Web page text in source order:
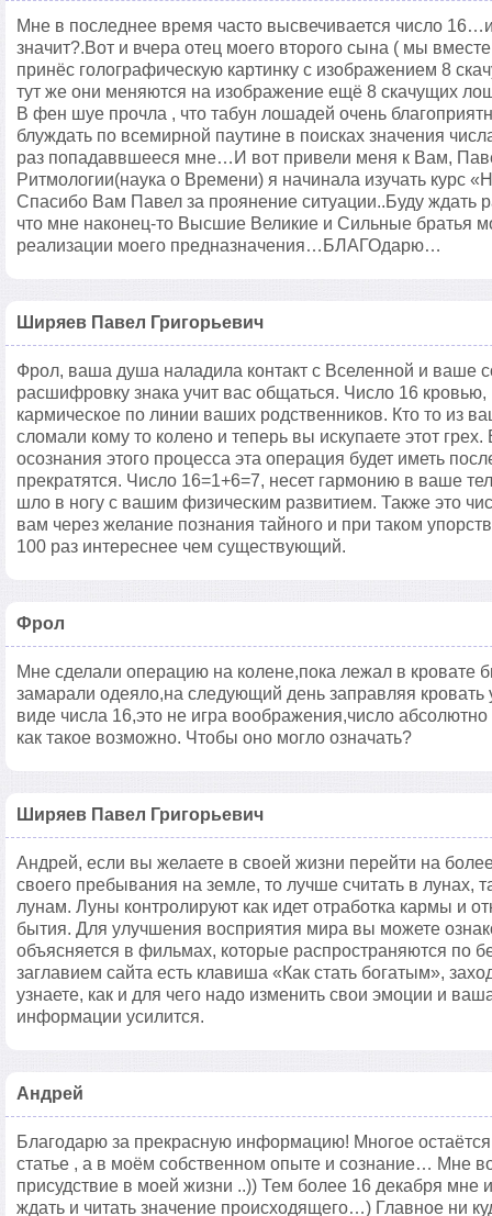
Мне в последнее время часто высвечивается число
значит?.Вот и вчера отец моего второго сына ( мы
принёс голографическую картинку с изображением 8
тут же они меняются на изображение ещё 8 скачущих
В фен шуе прочла , что табун лошадей очень
блуждать по всемирной паутине в поисках значения
раз попадаввшееся мне…И вот привели меня к Вам,
Ритмологии(наука о Времени) я начинала изучать курс
Спасибо Вам Павел за проянение ситуации..Буду ждать
что мне наконец-то Высшие Великие и Сильные братья
реализации моего предназначения…БЛАГОдарю…
Ширяев Павел Григорьевич
Фрол, ваша душа наладила контакт с Вселенной и ваше
расшифровку знака учит вас общаться. Число 16 кровью,
кармическое по линии ваших родственников. Кто то из
сломали кому то колено и теперь вы искупаете этот
осознания этого процесса эта операция будет иметь
прекратятся. Число 16=1+6=7, несет гармонию в ваше
шло в ногу с вашим физическим развитием. Также это
вам через желание познания тайного и при таком
100 раз интереснее чем существующий.
Фрол
Мне сделали операцию на колене,пока лежал в кровате
замарали одеяло,на следующий день заправляя кровать
виде числа 16,это не игра воображения,число абсолютно
как такое возможно. Чтобы оно могло означать?
Ширяев Павел Григорьевич
Андрей, если вы желаете в своей жизни перейти на
своего пребывания на земле, то лучше считать в лунах,
лунам. Луны контролируют как идет отработка кармы и
бытия. Для улучшения восприятия мира вы можете
объясняется в фильмах, которые распространяются по
заглавием сайта есть клавиша «Как стать богатым»,
узнаете, как и для чего надо изменить свои эмоции и
информации усилится.
Андрей
Благодарю за прекрасную информацию! Многое
статье , а в моём собственном опыте и сознание… Мне
присудствие в моей жизни ..)) Тем более 16 декабря мне
ждать и читать значение происходящего…) Главное ни